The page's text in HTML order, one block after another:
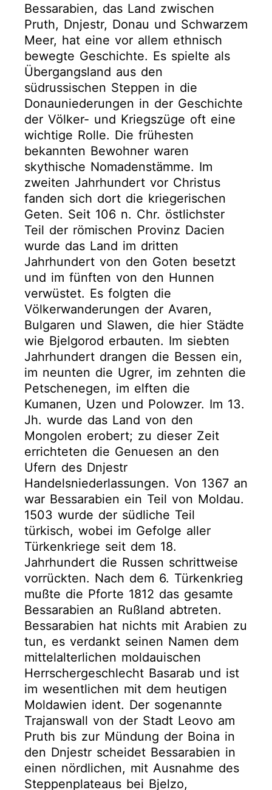
Bessarabien, das Land zwischen
Pruth, Dnjestr, Donau und Schwarzem
Meer, hat eine vor allem ethnisch
bewegte Geschichte. Es spielte als
Übergangsland aus den
südrussischen Steppen in die
Donauniederungen in der Geschichte
der Völker- und Kriegszüge oft eine
wichtige Rolle. Die frühesten
bekannten Bewohner waren
skythische Nomadenstämme. Im
zweiten Jahrhundert vor Christus
fanden sich dort die kriegerischen
Geten. Seit 106 n. Chr. östlichster
Teil der römischen Provinz Dacien
wurde das Land im dritten
Jahrhundert von den Goten besetzt
und im fünften von den Hunnen
verwüstet. Es folgten die
Völkerwanderungen der Avaren,
Bulgaren und Slawen, die hier Städte
wie Bjelgorod erbauten. Im siebten
Jahrhundert drangen die Bessen ein,
im neunten die Ugrer, im zehnten die
Petschenegen, im elften die
Kumanen, Uzen und Polowzer. Im 13.
Jh. wurde das Land von den
Mongolen erobert; zu dieser Zeit
errichteten die Genuesen an den
Ufern des Dnjestr
Handelsniederlassungen. Von 1367 an
war Bessarabien ein Teil von Moldau.
1503 wurde der südliche Teil
türkisch, wobei im Gefolge aller
Türkenkriege seit dem 18.
Jahrhundert die Russen schrittweise
vorrückten. Nach dem 6. Türkenkrieg
mußte die Pforte 1812 das gesamte
Bess­arabien an Rußland abtreten.
Bessarabien hat nichts mit Arabien zu
tun, es verdankt seinen Namen dem
mittelalterlichen moldauischen
Herrschergeschlecht Basarab und ist
im wesentlichen mit dem heutigen
Moldawien ident. Der sogenannte
Trajanswall von der Stadt Leovo am
Pruth bis zur Mündung der Boina in
den Dnjestr scheidet Bessarabien in
einen nördlichen, mit Ausnahme des
Steppenplateaus bei Bjelzo,